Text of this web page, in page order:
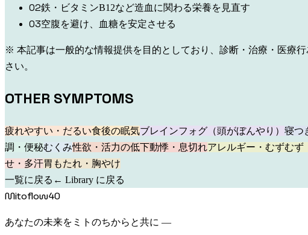
02鉄・ビタミンB12など造血に関わる栄養を見直す
03空腹を避け、血糖を安定させる
※ 本記事は一般的な情報提供を目的としており、診断・治療・医療
さい。
OTHER SYMPTOMS
疲れやすい・だるい食後の眠気ブレインフォグ（頭がぼんやり） 寝つ
調・便秘むくみ性欲・活力の低下動悸・息切れアレルギー・むずむず
せ・多汗胃もたれ・胸やけ
一覧に戻る ← Library に戻る
Mitoflow40
あなたの未来をミトのちからと共に —